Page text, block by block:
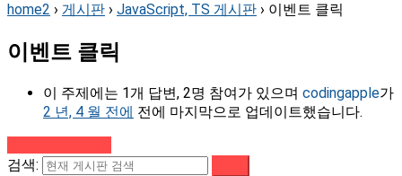
home2 › 게시판 › JavaScript, TS 게시판 › 이벤트 클릭
이벤트 클릭
이 주제에는 1개 답변, 2명 참여가 있으며 codingapple가
2 년, 4 월 전에 전에 마지막으로 업데이트했습니다.
검색: